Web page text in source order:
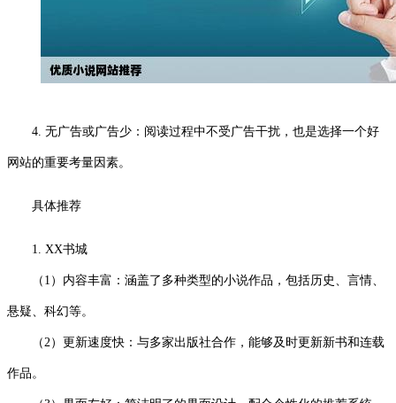
4. 无广告或广告少：阅读过程中不受广告干扰，也是选择一个好
网站的重要考量因素。
具体推荐
1. XX书城
（1）内容丰富：涵盖了多种类型的小说作品，包括历史、言情、
悬疑、科幻等。
（2）更新速度快：与多家出版社合作，能够及时更新新书和连载
作品。